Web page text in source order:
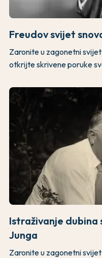
Freudov svijet
Zaronite u zagonetni
otkrijte skrivene poruke
Istraživanje dubina
Junga
Zaronite u zagonetni